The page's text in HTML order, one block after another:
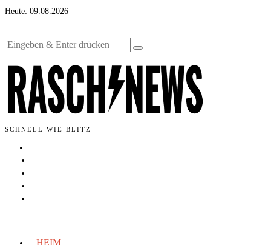
Heute: 09.08.2026
SCHNELL WIE BLITZ
HEIM